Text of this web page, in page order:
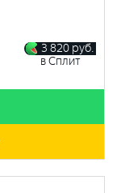
3 820 руб.
в Сплит